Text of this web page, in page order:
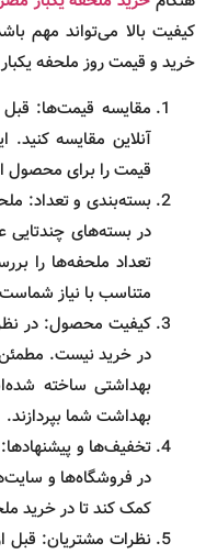
کیفیت بالا می‌تواند مهم
خرید و قیمت روز ملحفه
مقایسه قیمت‌ها: قبل
آنلاین مقایسه
قیمت را برای محصول
بسته‌بندی و تعداد:
در بسته‌های چندتایی
تعداد ملحفه‌ها را
متناسب با نیاز
کیفیت محصول: در
در خرید نیست. مطمئن
بهداشتی ساخته
بهداشت شما بپردازند.
تخفیف‌ها و
در فروشگاه‌ها و
کمک کند تا در خرید
نظرات مشتریان: قبل